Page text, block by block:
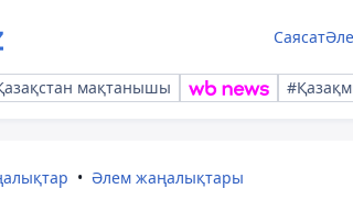
Саясат
мақтанышы
Әлем жаңалықтары